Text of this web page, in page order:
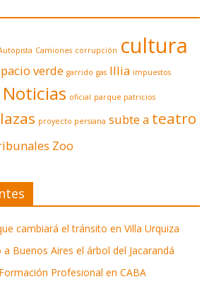
Camiones corrupción cultura
verde garrido gas Illia impuestos
Noticias oficial parque patricios
proyecto persiana subte a teatro
Zoo
cambiará el tránsito en Villa Urquiza
Buenos Aires el árbol del Jacarandá
Profesional en CABA